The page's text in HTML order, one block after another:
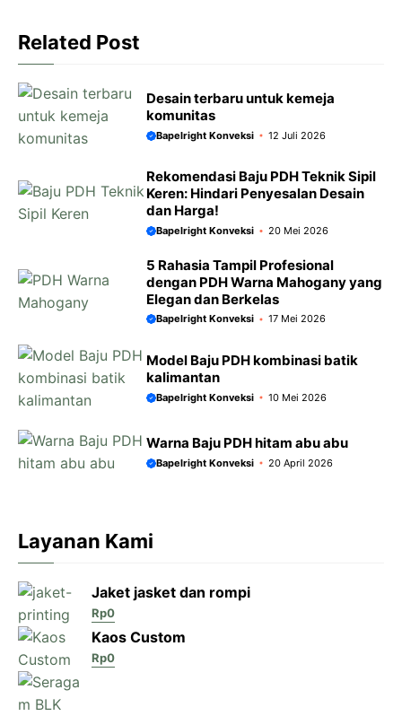
r
Related Post
Desain terbaru untuk kemeja
komunitas
Bapelright Konveksi 12 Juli 2026
Rekomendasi Baju PDH Teknik Sipil
Keren: Hindari Penyesalan Desain
dan Harga!
Bapelright Konveksi 20 Mei 2026
5 Rahasia Tampil Profesional
dengan PDH Warna Mahogany yang
Elegan dan Berkelas
Bapelright Konveksi 17 Mei 2026
Model Baju PDH kombinasi batik
kalimantan
Bapelright Konveksi 10 Mei 2026
Warna Baju PDH hitam abu abu
Bapelright Konveksi 20 April 2026
Layanan Kami
Jaket jasket dan rompi
Rp0
Kaos Custom
Rp0